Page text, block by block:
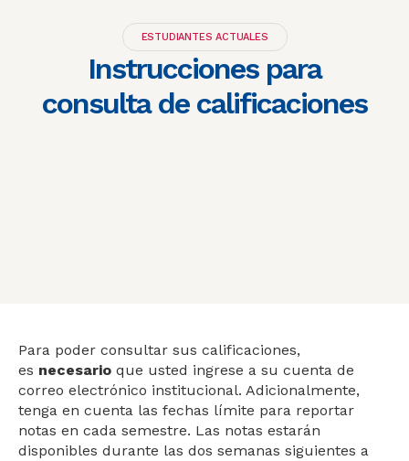
ESTUDIANTES ACTUALES
Instrucciones para
consulta de calificaciones
Para poder consultar sus calificaciones,
es necesario que usted ingrese a su cuenta de
correo electrónico institucional. Adicionalmente,
tenga en cuenta las fechas límite para reportar
notas en cada semestre. Las notas estarán
disponibles durante las dos semanas siguientes a